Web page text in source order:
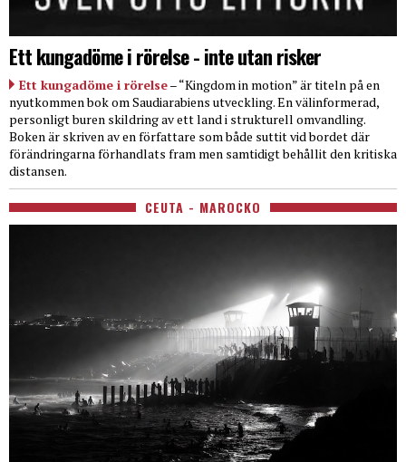
Ett kungadöme i rörelse - inte utan risker
Ett kungadöme i rörelse– “Kingdom in motion” är titeln på en
nyutkommen bok om Saudiarabiens utveckling. En välinformerad,
personligt buren skildring av ett land i strukturell omvandling.
Boken är skriven av en författare som både suttit vid bordet där
förändringarna förhandlats fram men samtidigt behållit den kritiska
distansen.
CEUTA - MAROCKO